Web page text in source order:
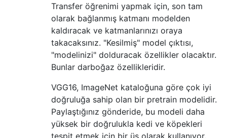
Transfer öğrenimi yapmak için, son tam
olarak bağlanmış katmanı modelden
kaldıracak ve katmanlarınızı oraya
takacaksınız. "Kesilmiş" model çıktısı,
"modelinizi" dolduracak özellikler olacaktır.
Bunlar darboğaz özellikleridir.
VGG16, ImageNet kataloğuna göre çok iyi
doğruluğa sahip olan bir pretrain modelidir.
Paylaştığınız gönderide, bu modeli daha
yüksek bir doğrulukla kedi ve köpekleri
tespit etmek için bir üs olarak kullanıyor.